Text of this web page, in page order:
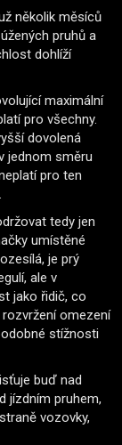
několik měsíců
pruhů a
dohlíží
maximální
pro všechny.
dovolená
jednom směru
pro ten
tedy jen
umístěné
je prý
ale v
jako řidič, co
omezení
stížnosti
buď nad
jízdním pruhem,
vozovky,